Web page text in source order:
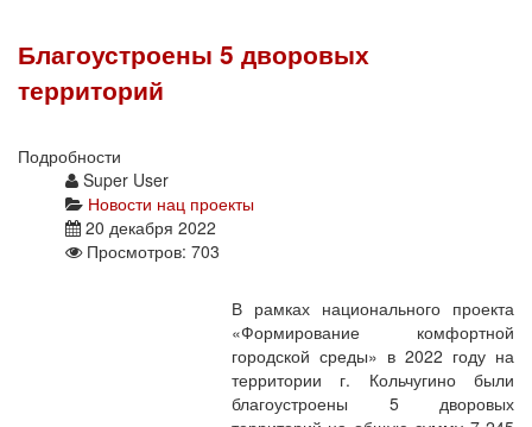
Благоустроены 5 дворовых
территорий
Подробности
Super User
Новости нац проекты
20 декабря 2022
Просмотров: 703
В рамках национального проекта
«Формирование комфортной
городской среды» в 2022 году на
территории г. Кольчугино были
благоустроены 5 дворовых